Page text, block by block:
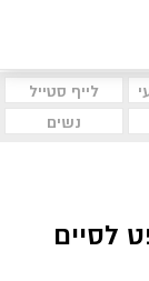
לייף סטייל
נשים
לסיים